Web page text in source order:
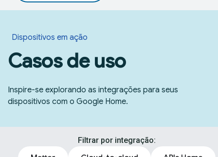
Dispositivos em ação
Casos de uso
Inspire-se explorando as integrações para seus
dispositivos com o Google Home.